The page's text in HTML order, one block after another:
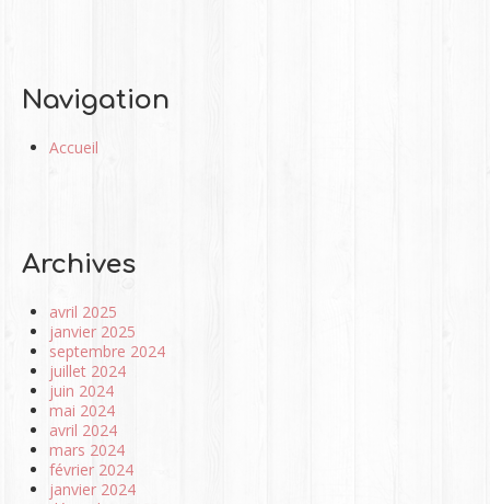
Navigation
Accueil
Archives
avril 2025
janvier 2025
septembre 2024
juillet 2024
juin 2024
mai 2024
avril 2024
mars 2024
février 2024
janvier 2024